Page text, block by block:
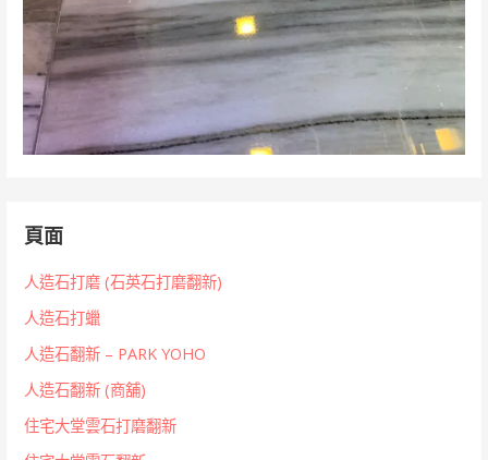
頁面
人造石打磨 (石英石打磨翻新)
人造石打蠟
人造石翻新 – PARK YOHO
人造石翻新 (商舖)
住宅大堂雲石打磨翻新